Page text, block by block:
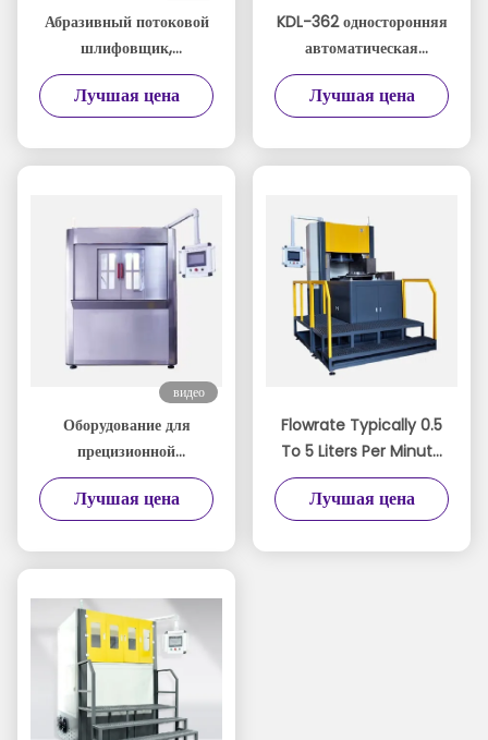
Абразивный потоковой
шлифовщик,
дебурирование,
полировка, отделка,
Лучшая цена
KDL-362 односторонняя
автоматическая
циркуляционная
полировальная машина
Лучшая цена
видео
Оборудование для
прецизионной
полировки жидкостью -
Полировальная машина
водных частиц
Лучшая цена
Flowrate Typically 0.5
To 5 Liters Per Minute
Abrasive Flow Machine
Semi automatic To
Platform For Precision
Лучшая цена